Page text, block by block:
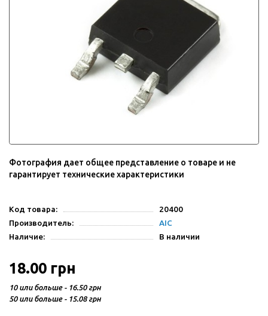
Фотография дает общее представление о товаре и не
гарантирует технические характеристики
Код товара:
20400
Производитель:
AIC
Наличие:
В наличии
18.00 грн
10 или больше - 16.50 грн
50 или больше - 15.08 грн